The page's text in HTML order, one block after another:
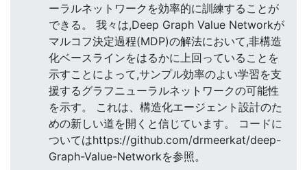
ーラルネットワークを効率的に訓練することが
できる。 我々は,Deep Graph Value Networkが
マルコフ決定過程(MDP)の解法において,非構造
化ベースラインをはるかに上回っていることを
示すことによって,サンプル効率のよい学習を支
援するグラフニューラルネットワークの可能性
を示す。 これは、構造化エージェント設計のた
めの新しい道を開くと信じています。 コードに
ついてはhttps://github.com/drmeerkat/deep-
Graph-Value-Networkを参照。